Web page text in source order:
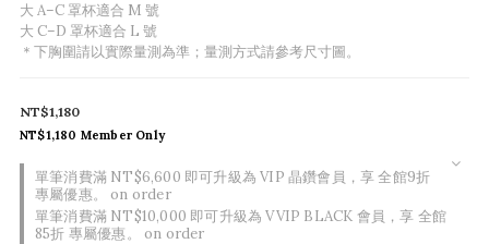
大 A–C 罩杯適合 M 號
大 C–D 罩杯適合 L 號
＊下胸圍請以實際量測為準；量測方式請參考尺寸圖。
單筆消費滿 NT$6,600 即可升級為 VIP 晶鑽會員，享 全館9折
專屬優惠。 on order
單筆消費滿 NT$10,000 即可升級為 VVIP BLACK 會員，享 全館
85折 專屬優惠。 on order
NT$1,180
NT$1,180 Member Only